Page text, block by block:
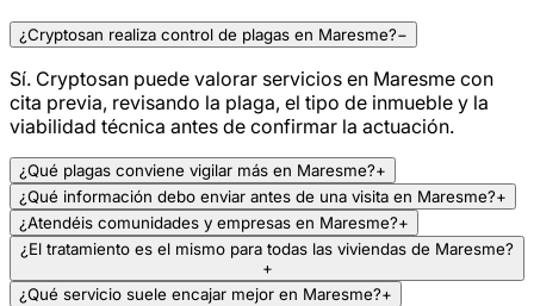
¿Cryptosan realiza control de plagas en Maresme?−
Sí. Cryptosan puede valorar servicios en Maresme con
cita previa, revisando la plaga, el tipo de inmueble y la
viabilidad técnica antes de confirmar la actuación.
¿Qué plagas conviene vigilar más en Maresme?+
¿Qué información debo enviar antes de una visita en Maresme?+
¿Atendéis comunidades y empresas en Maresme?+
¿El tratamiento es el mismo para todas las viviendas de Maresme?
+
¿Qué servicio suele encajar mejor en Maresme?+